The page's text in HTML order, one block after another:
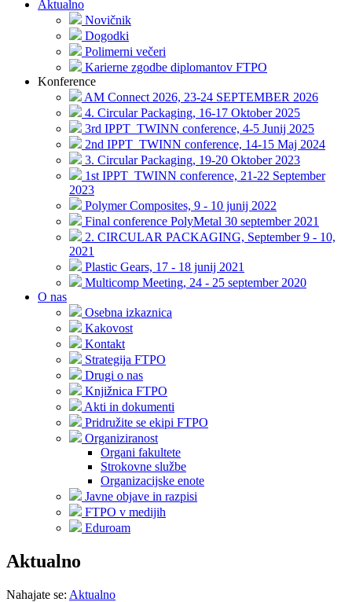
Aktualno
Novičnik
Dogodki
Polimerni večeri
Karierne zgodbe diplomantov FTPO
Konference
AM Connect 2026, 23-24 SEPTEMBER 2026
4. Circular Packaging, 16-17 Oktober 2025
3rd IPPT_TWINN conference, 4-5 Junij 2025
2nd IPPT_TWINN conference, 14-15 Maj 2024
3. Circular Packaging, 19-20 Oktober 2023
1st IPPT_TWINN conference, 21-22 September
2023
Polymer Composites, 9 - 10 junij 2022
Final conference PolyMetal 30 september 2021
2. CIRCULAR PACKAGING, September 9 - 10,
2021
Plastic Gears, 17 - 18 junij 2021
Multicomp Meeting, 24 - 25 september 2020
O nas
Osebna izkaznica
Kakovost
Kontakt
Strategija FTPO
Drugi o nas
Knjižnica FTPO
Akti in dokumenti
Pridružite se ekipi FTPO
Organiziranost
Organi fakultete
Strokovne službe
Organizacijske enote
Javne objave in razpisi
FTPO v medijih
Eduroam
Aktualno
Nahajate se: Aktualno